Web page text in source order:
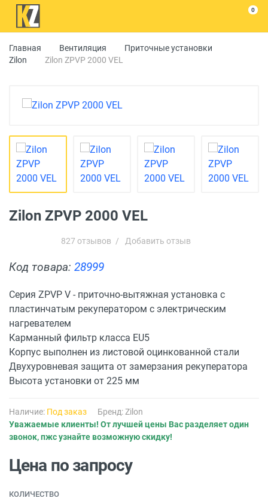
0
Главная Вентиляция
Приточные установки
Zilon
Zilon ZPVP 2000 VEL
Zilon ZPVP 2000 VEL
827 отзывов / Добавить отзыв
Код товара: 28999
Серия ZPVP V - приточно-вытяжная установка с
пластинчатым рекуператором с электрическим
нагревателем
Карманный фильтр класса EU5
Корпус выполнен из листовой оцинкованной стали
Двухуровневая защита от замерзания рекуператора
Высота установки от 225 мм
Наличие: Под заказ Бренд:Zilon
Уважаемые клиенты! От лучшей цены Вас разделяет один
звонок, пжс узнайте возможную скидку!
Цена по запросу
КОЛИЧЕСТВО